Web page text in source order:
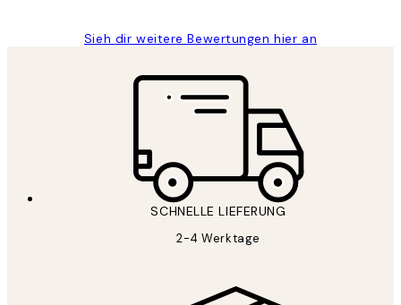
Sieh dir weitere Bewertungen hier an
SCHNELLE LIEFERUNG
2-4 Werktage